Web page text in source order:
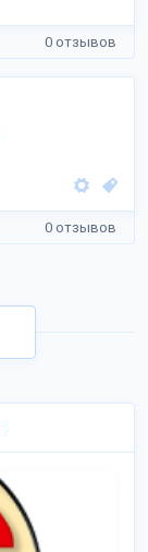
0 отзывов
0 отзывов